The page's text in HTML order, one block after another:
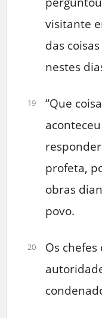
visitante
das
nestes
19
“Que
profeta,
obras
povo.
20
Os chefes